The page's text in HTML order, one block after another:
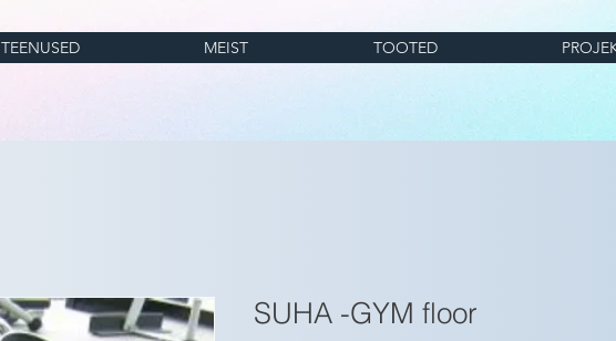
TEENUSED MEIST TOOTED
SUHA -GYM floor